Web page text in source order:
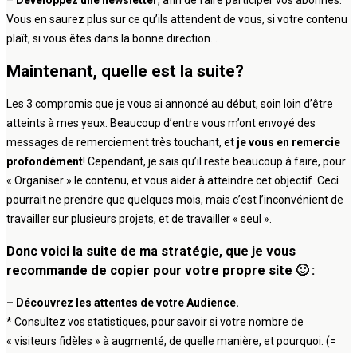
Vous en saurez plus sur ce qu’ils attendent de vous, si votre contenu
plaît, si vous êtes dans la bonne direction…
Maintenant, quelle est la suite?
Les 3 compromis que je vous ai annoncé au début, soin loin d’être
atteints à mes yeux. Beaucoup d’entre vous m’ont envoyé des
messages de remerciement très touchant, et je vous en remercie
profondément! Cependant, je sais qu’il reste beaucoup à faire, pour
« Organiser » le contenu, et vous aider à atteindre cet objectif. Ceci
pourrait ne prendre que quelques mois, mais c’est l’inconvénient de
travailler sur plusieurs projets, et de travailler « seul ».
Donc voici la suite de ma stratégie, que je vous
recommande de copier pour votre propre site 🙂 :
– Découvrez les attentes de votre Audience.
* Consultez vos statistiques, pour savoir si votre nombre de
« visiteurs fidèles » à augmenté, de quelle manière, et pourquoi. (=